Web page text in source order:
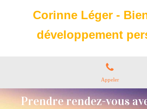
Corinne Léger -
développement
Appeler
Prendre rendez-vous